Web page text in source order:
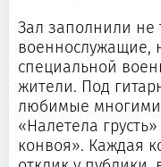
Зал заполнили не
военнослужащие,
специальной
жители. Под
любимые многими
«Налетела
конвоя». Каждая